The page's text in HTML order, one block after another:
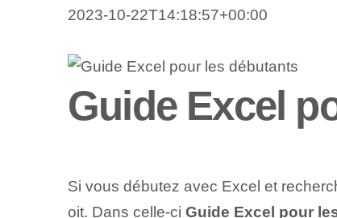
2023-10-22T14:18:57+00:00
Guide Excel
Si vous débutez avec Excel et
oit. Dans celle-ci Guide Excel pour